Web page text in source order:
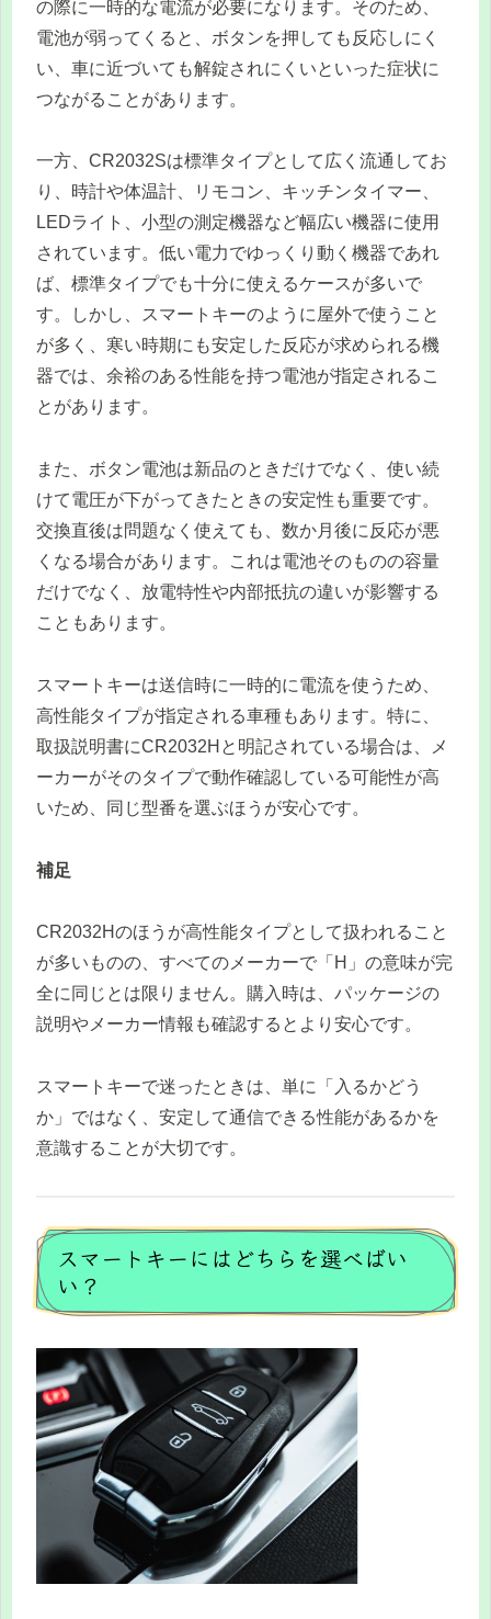
の際に一時的な電流が必要になります。そのため、
電池が弱ってくると、ボタンを押しても反応しにく
い、車に近づいても解錠されにくいといった症状に
つながることがあります。
一方、CR2032Sは標準タイプとして広く流通してお
り、時計や体温計、リモコン、キッチンタイマー、
LEDライト、小型の測定機器など幅広い機器に使用
されています。低い電力でゆっくり動く機器であれ
ば、標準タイプでも十分に使えるケースが多いで
す。しかし、スマートキーのように屋外で使うこと
が多く、寒い時期にも安定した反応が求められる機
器では、余裕のある性能を持つ電池が指定されるこ
とがあります。
また、ボタン電池は新品のときだけでなく、使い続
けて電圧が下がってきたときの安定性も重要です。
交換直後は問題なく使えても、数か月後に反応が悪
くなる場合があります。これは電池そのものの容量
だけでなく、放電特性や内部抵抗の違いが影響する
こともあります。
スマートキーは送信時に一時的に電流を使うため、
高性能タイプが指定される車種もあります。特に、
取扱説明書にCR2032Hと明記されている場合は、メ
ーカーがそのタイプで動作確認している可能性が高
いため、同じ型番を選ぶほうが安心です。
補足
CR2032Hのほうが高性能タイプとして扱われること
が多いものの、すべてのメーカーで「H」の意味が完
全に同じとは限りません。購入時は、パッケージの
説明やメーカー情報も確認するとより安心です。
スマートキーで迷ったときは、単に「入るかどう
か」ではなく、安定して通信できる性能があるかを
意識することが大切です。
スマートキーにはどちらを選べばい
い？